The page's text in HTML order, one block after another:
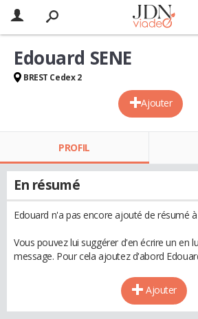
Ajouter
Edouard SENE
BREST Cedex 2
PROFIL
En résumé
Edouard n'a pas encore ajouté de résumé
Vous pouvez lui suggérer d'en écrire un en
message. Pour cela ajoutez d'abord
Ajouter